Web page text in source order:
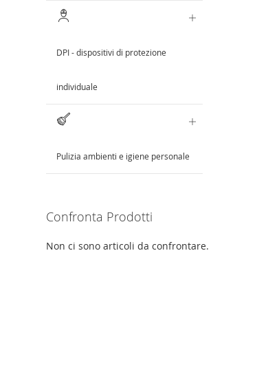
DPI - dispositivi di protezione
individuale
Pulizia ambienti e igiene personale
Confronta Prodotti
Non ci sono articoli da confrontare.